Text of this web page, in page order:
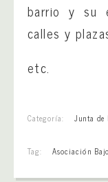
barrio y su
calles y
etc.
Categoría: Junta
Tag: Asociación